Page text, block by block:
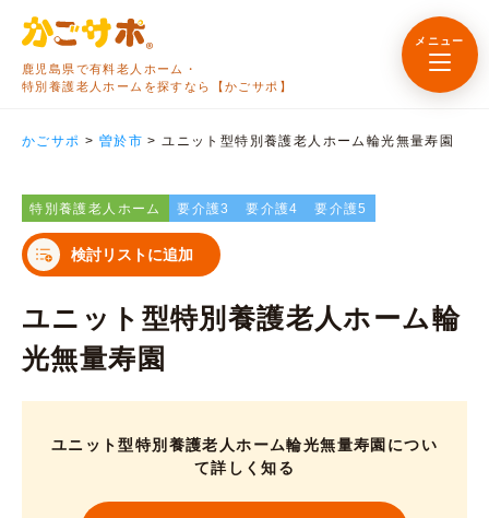
鹿児島県で有料老人ホーム・
特別養護老人ホームを探すなら【かごサポ】
メニュー
かごサポ > 曽於市 >ユニット型特別養護老人ホーム輪光無量寿園
特別養護老人ホーム 要介護3 要介護4 要介護5
検討リストに追加
ユニット型特別養護老人ホーム輪
光無量寿園
ユニット型特別養護老人ホーム輪光無量寿園につい
て詳しく知る